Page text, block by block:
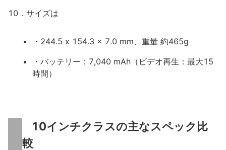
10．サイズは
・244.5 x 154.3 x 7.0 mm、重量 約465g
・バッテリー：7,040 mAh（ビデオ再生：最大15
時間）
10インチクラスの主なスペック比
較